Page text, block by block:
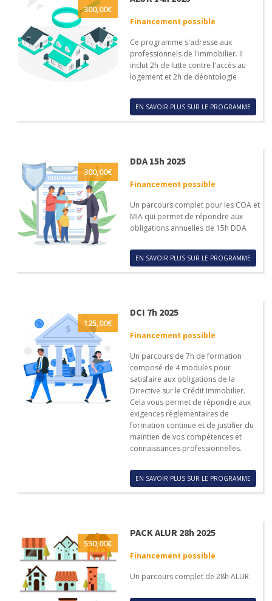
300,00€
Financement possible
Ce programme s'adresse aux
professionnels de l'immobilier. Il
inclut 2h de lutte contre l'accès au
logement et 2h de déontologie
EN SAVOIR PLUS SUR LE PROGRAMME
300,00€
DDA 15h 2025
Financement possible
Un parcours complet pour les COA et
MIA qui permet de répondre aux
obligations annuelles de 15h DDA
EN SAVOIR PLUS SUR LE PROGRAMME
125,00€
DCI 7h 2025
Financement possible
Un parcours de 7h de formation
composé de 4 modules pour
satisfaire aux obligations de la
Directive sur le Crédit Immobilier.
Cela vous permet de répondre aux
exigences réglementaires de
formation continue et de justifier du
maintien de vos compétences et
connaissances professionnelles.
EN SAVOIR PLUS SUR LE PROGRAMME
550,00€
PACK ALUR 28h 2025
Financement possible
Un parcours complet de 28h ALUR